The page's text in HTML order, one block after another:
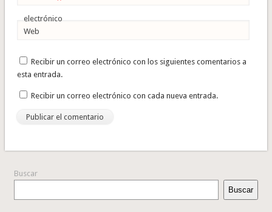
electrónico
Web
Recibir un correo electrónico con los siguientes comentarios a
esta entrada.
Recibir un correo electrónico con cada nueva entrada.
Buscar
Buscar